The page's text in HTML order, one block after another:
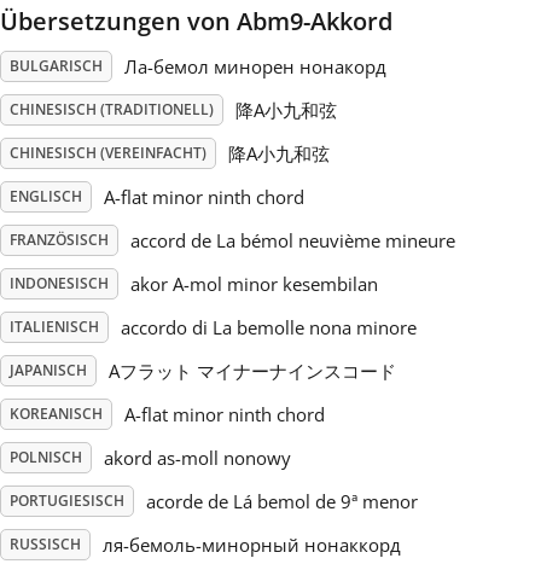
Русский
Svenska
Tiếng Việt
Türkçe
Українська
简体中文
繁體中文
Übersetzungen von Abm9-Akkord
BULGARISCH Ла-бемол минорен нонакорд
CHINESISCH (TRADITIONELL) 降A小九和弦
CHINESISCH (VEREINFACHT) 降A小九和弦
ENGLISCH A-flat minor ninth chord
FRANZÖSISCH accord de La bémol neuvième mineure
INDONESISCH akor A-mol minor kesembilan
ITALIENISCH accordo di La bemolle nona minore
JAPANISCH Aフラット マイナーナインスコード
KOREANISCH A-flat minor ninth chord
POLNISCH akord as-moll nonowy
PORTUGIESISCH acorde de Lá bemol de 9ª menor
RUSSISCH ля-бемоль-минорный нонаккорд